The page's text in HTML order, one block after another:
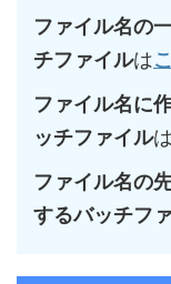
ファイル名の
チファイルは
ファイル名に
ッチファイルは
ファイル名の
するバッチフ